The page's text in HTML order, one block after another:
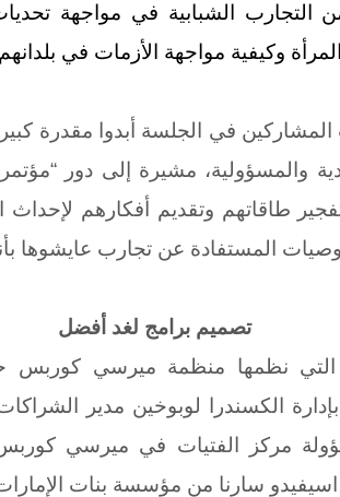
التجارب الشبابية في مواجهة
وكيفية مواجهة الأزمات في
في الجلسة أبدوا مقدرة
والمسؤولية، مشيرة إلى دور
طاقاتهم وتقديم
أفكارهم لإحداث
المستفادة عن تجارب عايشوها
تصميم برامج لغد أفضل
التي نظمها منظمة ميرسي كوربس
الكسندرا لوبوخين مدير
مركز الفتيات في ميرسي
اسيفيدو سارنا من مؤسسة بنات